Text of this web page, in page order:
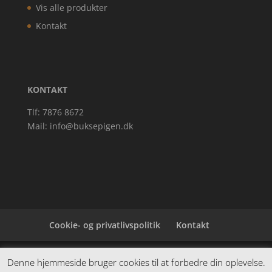
Vis alle produkter
Kontakt
KONTAKT
Tlf: 7876 8672
Mail: info@buksepigen.dk
Cookie- og privatlivspolitik Kontakt
Denne hjemmeside samler et bredt udvalg af
Denne hjemmeside bruger cookies til at forbedre din oplevelse.